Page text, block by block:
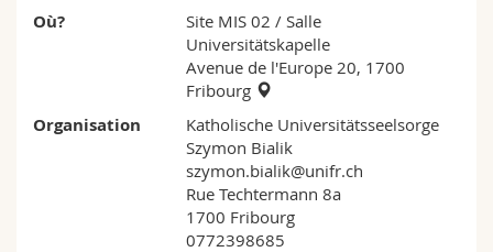
Sciences et médecine
Collaborateurs
Webmail
Programme des cours
MyUnifr
Où? Site MIS 02 / Salle
Universitätskapelle
Avenue de l'Europe 20, 1700
Fribourg
Organisation
Katholische Universitätsseelsorge
Szymon Bialik
szymon.bialik@unifr.ch
Rue Techtermann 8a
1700 Fribourg
0772398685